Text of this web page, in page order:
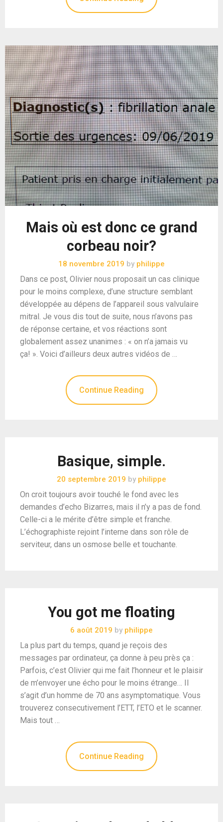
Mais où est donc ce grand
corbeau noir?
18 novembre 2019 by philippe
Dans ce post, Olivier nous proposait un cas clinique
pour le moins complexe, d’une structure semblant
développée au dépens de l’appareil sous valvulaire
mitral. Je vous dis tout de suite, nous n’avons pas
de réponse certaine, et vos réactions sont
globalement assez unanimes : « on n’a jamais vu
ça! ». Voici d’ailleurs deux autres vidéos de …
Continue Reading
Basique, simple.
20 septembre 2019 by philippe
On croit toujours avoir touché le fond avec les
demandes d’echo Bizarres, mais il n’y a pas de fond.
Celle-ci a le mérite d’être simple et franche.
L’échographiste rejoint l’interne dans son rôle de
serviteur, dans un osmose belle et touchante.
You got me floating
6 août 2019 by philippe
La plus part du temps, quand je reçois des
messages par ordinateur, ça donne à peu près ça :
Parfois, c’est Olivier qui me fait l’honneur et le plaisir
de m’envoyer une écho pour le moins étrange… Il
s’agit d’un homme de 70 ans asymptomatique. Vous
trouverez consecutivement l’ETT, l’ETO et le scanner.
Mais tout …
Continue Reading